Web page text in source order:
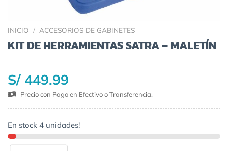
INICIO / ACCESORIOS DE GABINETES
KIT DE HERRAMIENTAS SATRA – MALETÍN
S/ 449.99
Precio con Pago en Efectivo o Transferencia.
En stock 4 unidades!